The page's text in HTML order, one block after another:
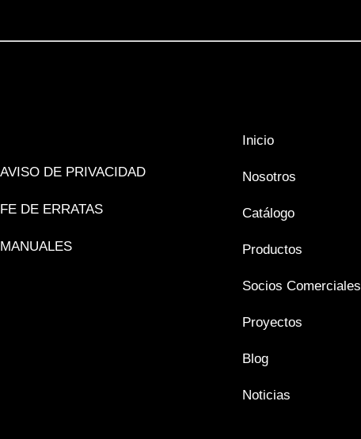
AVISO DE PRIVACIDAD
FE DE ERRATAS
MANUALES
Inicio
Nosotros
Catálogo
Productos
Socios Comerciales
Proyectos
Blog
Noticias